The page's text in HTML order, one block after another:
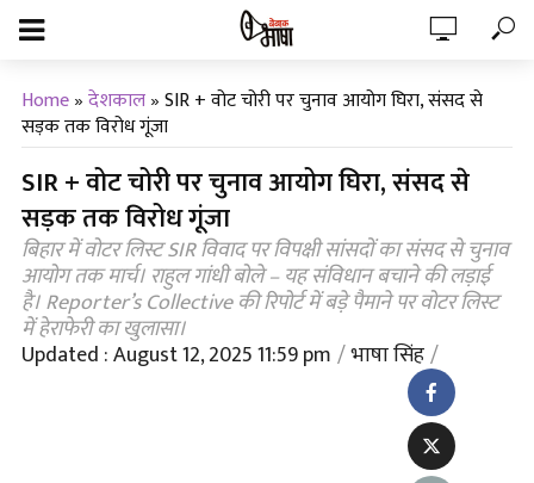
Home»देशकाल»SIR + वोट चोरी पर चुनाव आयोग घिरा, संसद से
सड़क तक विरोध गूंजा
SIR + वोट चोरी पर चुनाव आयोग घिरा, संसद से
सड़क तक विरोध गूंजा
बिहार में वोटर लिस्ट SIR विवाद पर विपक्षी सांसदों का संसद से चुनाव
आयोग तक मार्च। राहुल गांधी बोले – यह संविधान बचाने की लड़ाई
है। Reporter’s Collective की रिपोर्ट में बड़े पैमाने पर वोटर लिस्ट
में हेराफेरी का खुलासा।
Updated : August 12, 2025 11:59 pm भाषा सिंह